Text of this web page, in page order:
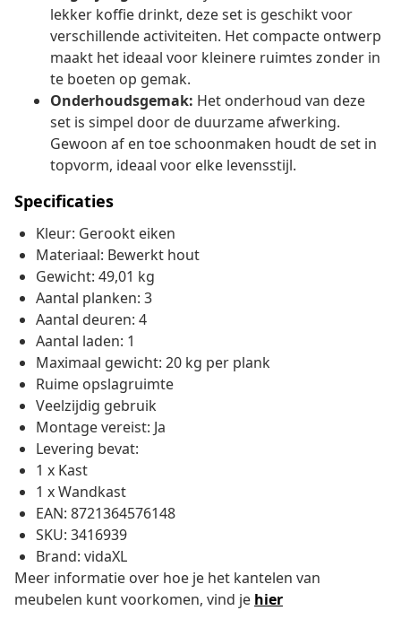
lekker koffie drinkt, deze set is geschikt voor
verschillende activiteiten. Het compacte ontwerp
maakt het ideaal voor kleinere ruimtes zonder in
te boeten op gemak.
Onderhoudsgemak: Het onderhoud van deze
set is simpel door de duurzame afwerking.
Gewoon af en toe schoonmaken houdt de set in
topvorm, ideaal voor elke levensstijl.
Specificaties
Kleur: Gerookt eiken
Materiaal: Bewerkt hout
Gewicht: 49,01 kg
Aantal planken: 3
Aantal deuren: 4
Aantal laden: 1
Maximaal gewicht: 20 kg per plank
Ruime opslagruimte
Veelzijdig gebruik
Montage vereist: Ja
Levering bevat:
1 x Kast
1 x Wandkast
EAN: 8721364576148
SKU: 3416939
Brand: vidaXL
Meer informatie over hoe je het kantelen van
meubelen kunt voorkomen, vind je hier